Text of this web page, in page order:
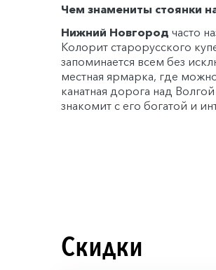
Чем знамениты стоянки
Нижний Новгород часто
Колорит старорусского
запоминается всем без
местная ярмарка, где
канатная дорога над
знакомит с его богатой и
Скидки